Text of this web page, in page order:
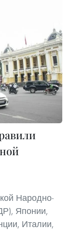
Народно-
Японии,
Италии,